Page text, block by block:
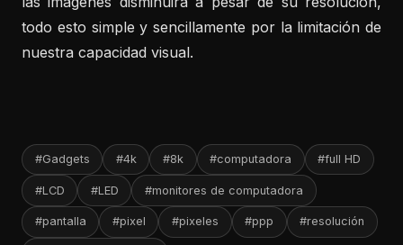
todo esto simple y sencillamente por la limitación de
nuestra capacidad visual.
#Gadgets #4k #8k #computadora #full HD
#LCD #LED #monitores de computadora
#pantalla #pixel #pixeles #ppp #resolución